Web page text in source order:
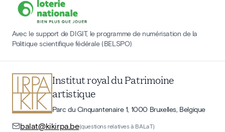
Avec le support de DIGIT, le programme de numérisation de la
Politique scientifique fédérale (BELSPO)
Institut royal du Patrimoine
artistique
Parc du Cinquantenaire 1, 1000 Bruxelles, Belgique
balat@kikirpa.be(questions relatives à BALaT)